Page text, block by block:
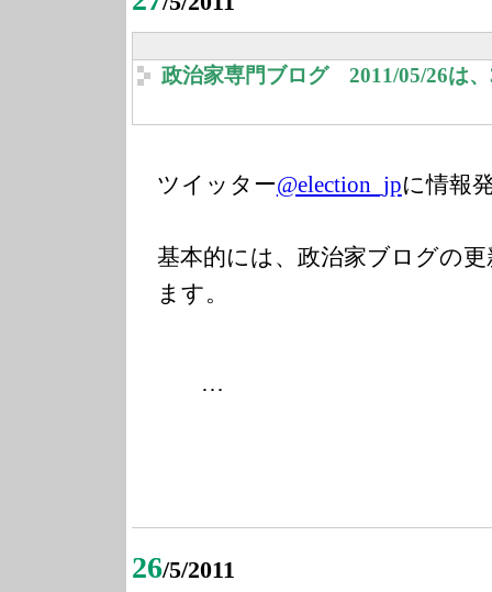
政治家専門ブログ 2011/05/26は
ツイッター@election_jpに情報
基本的には、政治家ブログの
ます。
…
26/5/2011